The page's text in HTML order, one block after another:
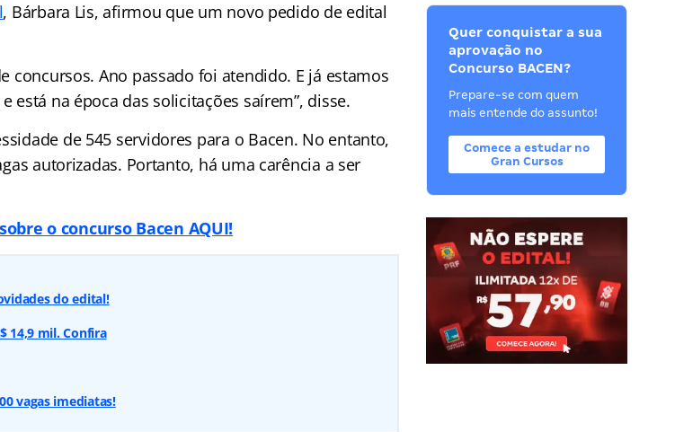
, Bárbara Lis, afirmou que um novo pedido de edital
concursos. Ano passado foi atendido. E já estamos
está na época das solicitações saírem”, disse.
de 545 servidores para o Bacen. No entanto,
autorizadas. Portanto, há uma carência a ser
o concurso Bacen AQUI!
do edital!
14,9 mil. Confira
vagas imediatas!
Quer conquistar a sua
aprovação no
Concurso BACEN?
Prepare-se com quem
mais entende do assunto!
Comece a estudar no
Gran Cursos